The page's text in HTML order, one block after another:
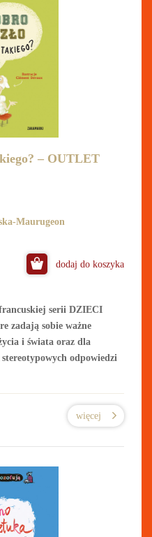
– OUTLET
Maurugeon
dodaj do koszyka
serii DZIECI
zadają sobie ważne
i świata oraz dla
odpowiedzi
więcej